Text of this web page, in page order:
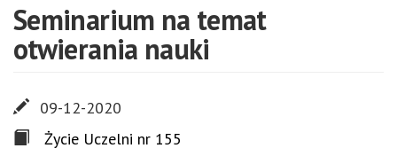
Seminarium na temat
otwierania nauki
09-12-2020
Życie Uczelni nr 155